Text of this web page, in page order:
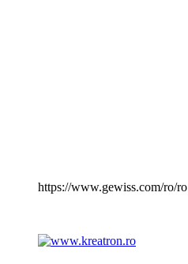
https://www.gewiss.com/ro/ro